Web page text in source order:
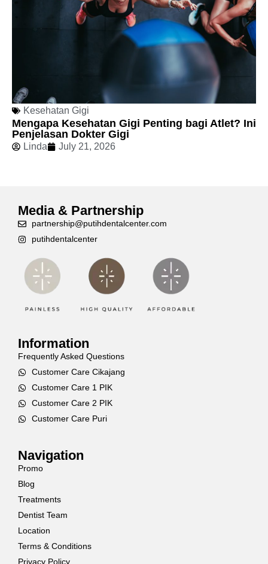
Kesehatan Gigi
Mengapa Kesehatan Gigi Penting bagi Atlet? Ini
Penjelasan Dokter Gigi
Linda July 21, 2026
Media & Partnership
partnership@putihdentalcenter.com
putihdentalcenter
Information
Frequently Asked Questions
Customer Care Cikajang
Customer Care 1 PIK
Customer Care 2 PIK
Customer Care Puri
Navigation
Promo
Blog
Treatments
Dentist Team
Location
Terms & Conditions
Privacy Policy